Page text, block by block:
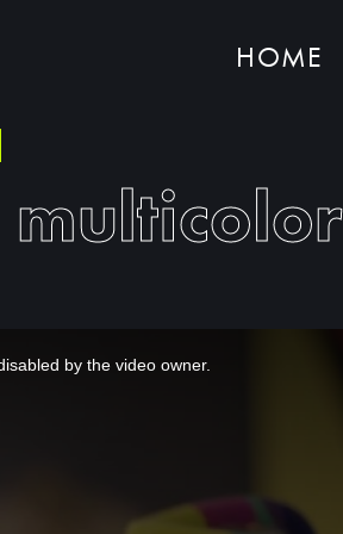
HOME
multicolor
by the video owner.